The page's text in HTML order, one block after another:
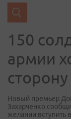
150
армии
Новый премьер
Захарченко
желании вступить